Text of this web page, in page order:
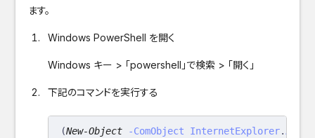
ます。
Windows PowerShell を開く
Windows キー > 「powershell」で検索 > 「開く」
下記のコマンドを実行する
(New-Object -ComObject InternetExplorer.